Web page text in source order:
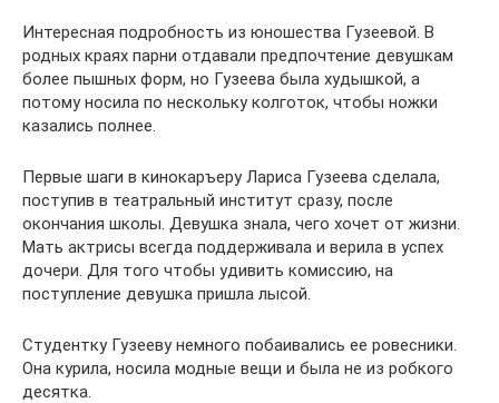
Интересная подробность из юношества Гузеевой. В
родных краях парни отдавали предпочтение девушкам
более пышных форм, но Гузеева была худышкой, а
потому носила по нескольку колготок, чтобы ножки
казались полнее.
Первые шаги в кинокаръеру Лариса Гузеева сделала,
поступив в театральный институт сразу, после
окончания школы. Девушка знала, чего хочет от жизни.
Мать актрисы всегда поддерживала и верила в успех
дочери. Для того чтобы удивить комиссию, на
поступление девушка пришла лысой.
Студентку Гузееву немного побаивались ее ровесники.
Она курила, носила модные вещи и была не из робкого
десятка.